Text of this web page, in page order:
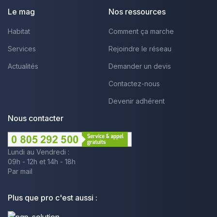
Le mag
Habitat
Services
Actualités
Nos ressources
Comment ça marche
Rejoindre le réseau
Demander un devis
Contactez-nous
Devenir adhérent
Nous contacter
Lundi au Vendredi :
09h - 12h et 14h - 18h
Par mail
Plus que pro c'est aussi :